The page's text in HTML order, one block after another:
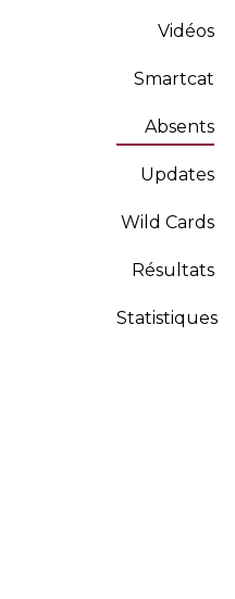
Vidéos
Smartcat
Absents
Updates
Wild Cards
Résultats
Statistiques